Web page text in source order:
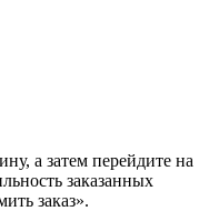
а затем перейдите на
заказанных
заказ».